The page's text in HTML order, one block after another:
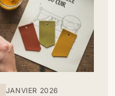
JANVIER 2026